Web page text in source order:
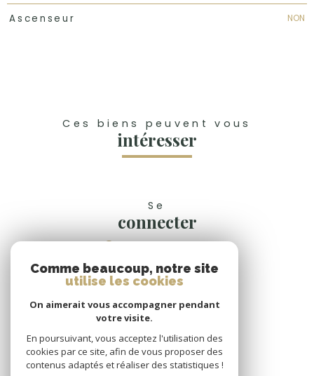
Ascenseur NON
Ces biens peuvent vous
intéresser
Se
connecter
Nous
Nous
Comme beaucoup, notre site
utilise les cookies
On aimerait vous accompagner pendant
votre visite.
En poursuivant, vous acceptez l'utilisation des
cookies par ce site, afin de vous proposer des
contenus adaptés et réaliser des statistiques !